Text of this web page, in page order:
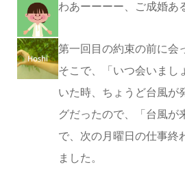
わあーーーー、ご成婚あ
第一回目の約束の前に会
そこで、「いつ会いまし
いた時、ちょうど台風が
グだったので、「台風が
で、次の月曜日の仕事終
ました。